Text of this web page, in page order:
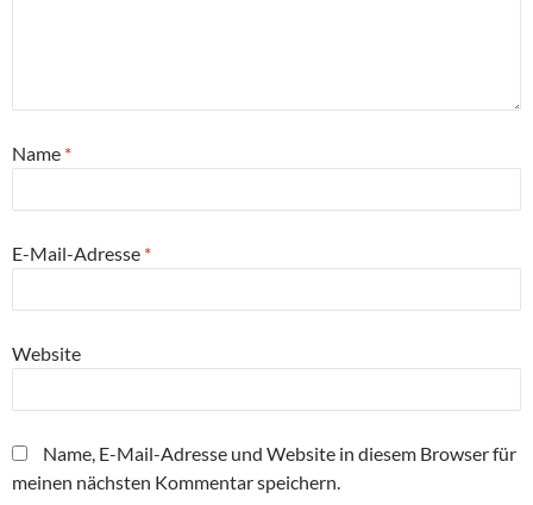
Name *
E-Mail-Adresse *
Website
Name, E-Mail-Adresse und Website in diesem Browser für
meinen nächsten Kommentar speichern.